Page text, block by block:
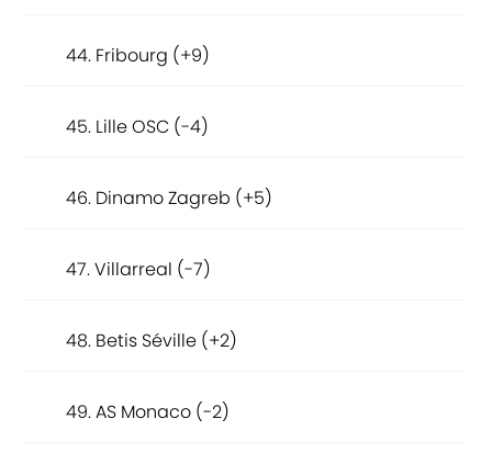
44. Fribourg (+9)
45. Lille OSC (-4)
46. Dinamo Zagreb (+5)
47. Villarreal (-7)
48. Betis Séville (+2)
49. AS Monaco (-2)